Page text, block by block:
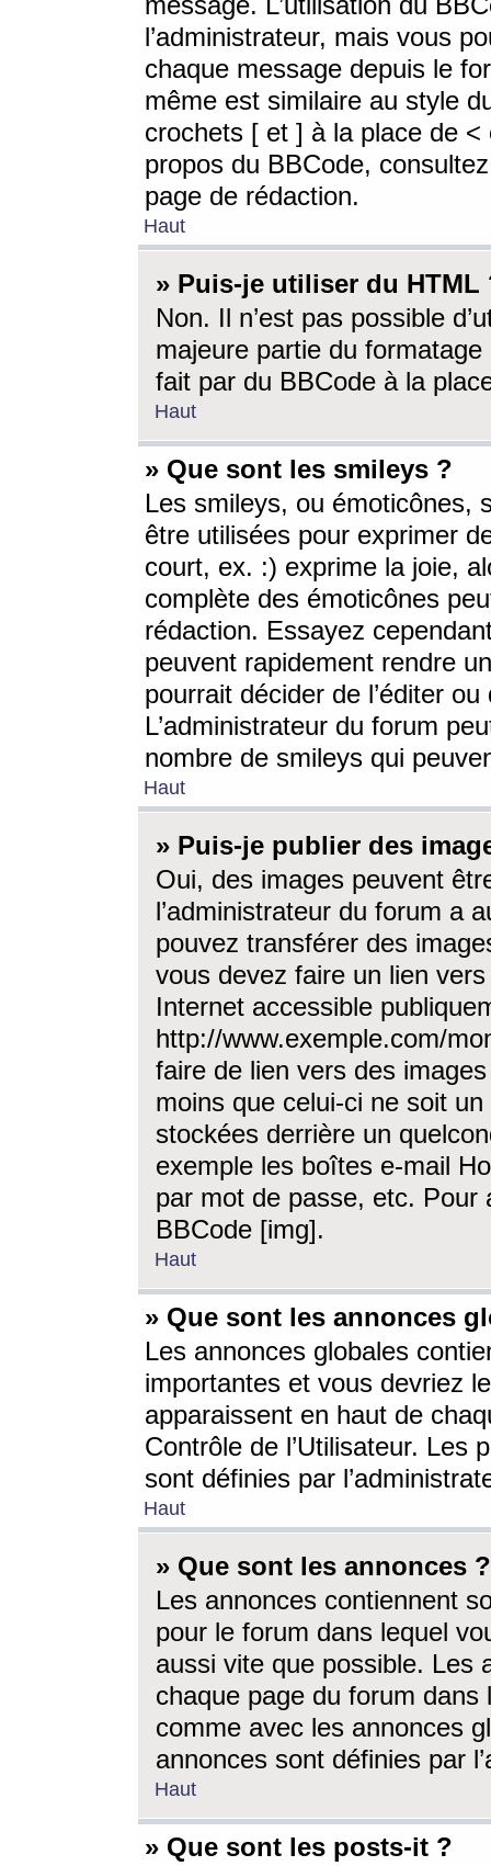
l’administrateur, mais vous
chaque message depuis le
même est similaire au style
crochets [ et ] à la place de <
propos du BBCode,
page de rédaction.
Haut
» Puis-je utiliser du HTML
Non. Il n’est pas possible
majeure partie du
fait par du BBCode à la
Haut
» Que sont les smileys ?
Les smileys, ou émoticônes,
être utilisées pour exprimer
court, ex. :) exprime la joie,
complète des émoticônes
rédaction. Essayez
peuvent rapidement rendre
pourrait décider de l’éditer
L’administrateur du forum
nombre de smileys qui
Haut
» Puis-je publier des
Oui, des images peuvent
l’administrateur du forum a
pouvez transférer des
vous devez faire un lien
Internet accessible
http://www.exemple.com/
faire de lien vers des
moins que celui-ci ne soit
stockées derrière un
exemple les boîtes e-mail
par mot de passe, etc. Pour
BBCode [img].
Haut
» Que sont les annonces
Les annonces globales
importantes et vous devriez
apparaissent en haut de
Contrôle de l’Utilisateur. Les
sont définies par
Haut
» Que sont les annonces ?
Les annonces contiennent
pour le forum dans lequel
aussi vite que possible. Les
chaque page du forum dans
comme avec les annonces
annonces sont définies par
Haut
» Que sont les posts-it ?